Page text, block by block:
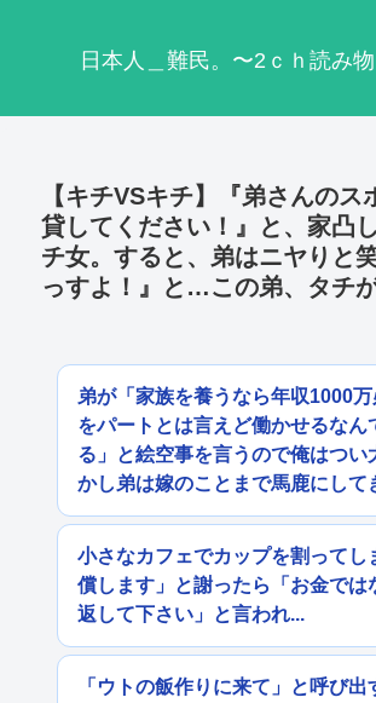
日本人＿難民。〜2ｃｈ読み
【キチVSキチ】『弟さんのス
貸してください！』と、家凸
チ女。すると、弟はニヤりと
っすよ！』と…この弟、タチ
弟が「家族を養うなら年収1000
をパートとは言えど働かせるなん
る」と絵空事を言うので俺はつ
かし弟は嫁のことまで馬鹿にし
小さなカフェでカップを割ってし
償します」と謝ったら「お金では
返して下さい」と言われ...
「ウトの飯作りに来て」と呼び出